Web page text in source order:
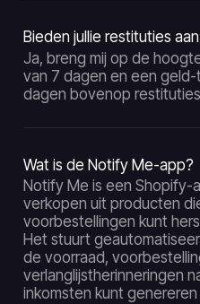
Bieden jullie restituties
Ja, breng mij op de
van 7 dagen en een
dagen bovenop
Wat is de Notify Me-app?
Notify Me is een Shopify-
verkopen uit producten
voorbestellingen kunt
Het stuurt
de voorraad,
verlanglijstherinneringen
inkomsten kunt